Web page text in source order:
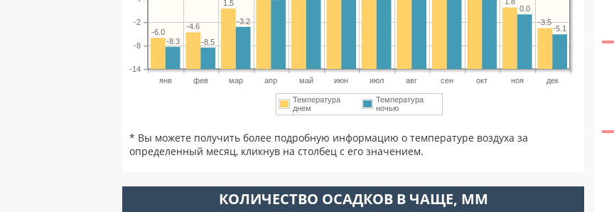
янв фев мар апр май июн июл авг сен окт ноя дек
-14
-8
-2 -3.5
1.8
1.5
-4.6
-6.0 -5.1
0.0
-3.2
-8.5
-8.3
Температура
днем
Температура
ночью
* Вы можете получить более подробную информацию о температуре воздуха за
определенный месяц, кликнув на столбец с его значением.
КОЛИЧЕСТВО ОСАДКОВ В ЧАЩЕ, ММ